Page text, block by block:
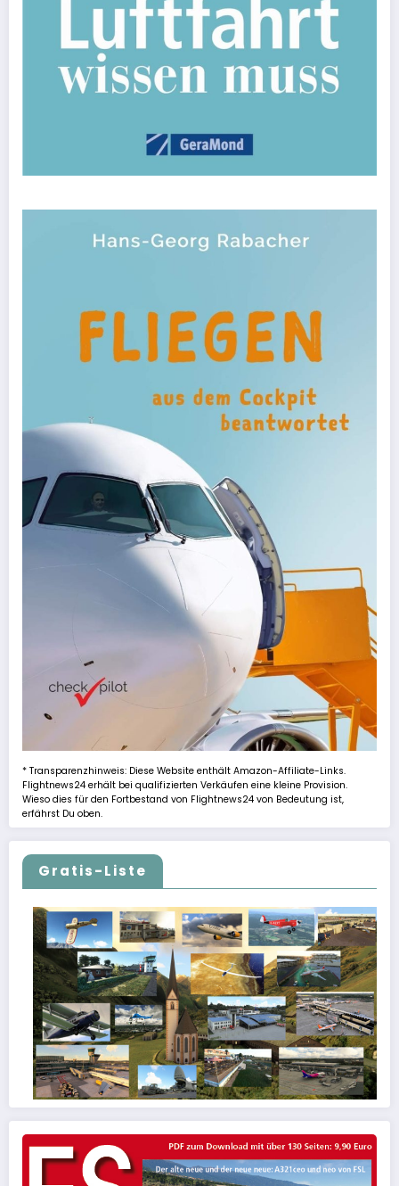
* Transparenzhinweis: Diese Website enthält Amazon-Affiliate-Links.
Flightnews24 erhält bei qualifizierten Verkäufen eine kleine Provision.
Wieso dies für den Fortbestand von Flightnews24 von Bedeutung ist,
erfährst Du oben.
Gratis-Liste